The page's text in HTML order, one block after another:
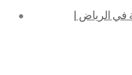
في الرياض |